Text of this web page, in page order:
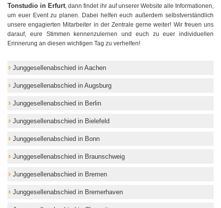
Tonstudio in Erfurt, dann findet ihr auf unserer Website alle Informationen,
um euer Event zu planen. Dabei helfen euch außerdem selbstverständlich
unsere engagierten Mitarbeiter in der Zentrale gerne weiter! Wir freuen uns
darauf, eure Stimmen kennenzulernen und euch zu euer individuellen
Erinnerung an diesen wichtigen Tag zu verhelfen!
Junggesellenabschied in Aachen
Junggesellenabschied in Augsburg
Junggesellenabschied in Berlin
Junggesellenabschied in Bielefeld
Junggesellenabschied in Bonn
Junggesellenabschied in Braunschweig
Junggesellenabschied in Bremen
Junggesellenabschied in Bremerhaven